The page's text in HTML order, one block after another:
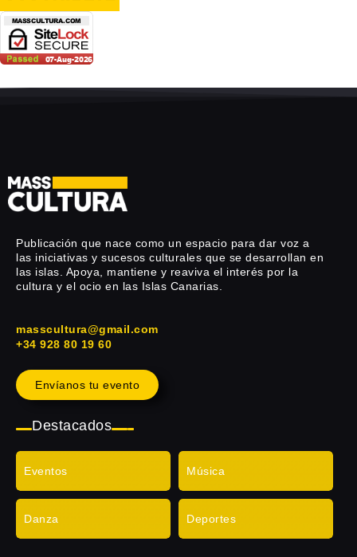
Publicación que nace como un espacio para dar voz a
las iniciativas y sucesos culturales que se desarrollan en
las islas. Apoya, mantiene y reaviva el interés por la
cultura y el ocio en las Islas Canarias.
masscultura@gmail.com
+34 928 80 19 60
Envíanos tu evento
Destacados
Eventos Música
Danza Deportes